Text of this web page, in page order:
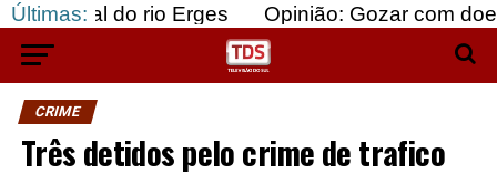
Últimas:
rio Erges Opinião: Gozar com doentes e
CRIME
Três detidos pelo crime de trafico